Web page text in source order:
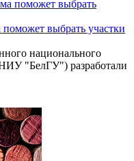
выбрать участки
национального
"БелГУ") разработали